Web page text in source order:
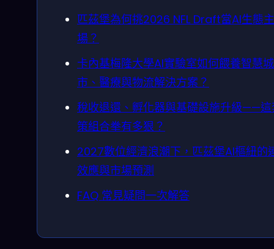
匹茲堡為何挑2026 NFL Draft當AI生態主
場？
卡內基梅隆大學AI實驗室如何餵養智慧城
市、醫療與物流解決方案？
稅收退還、孵化器與基礎設施升級——這
策組合拳有多狠？
2027數位經濟浪潮下，匹茲堡AI樞紐的
效應與市場預測
FAQ 常見疑問一次解答